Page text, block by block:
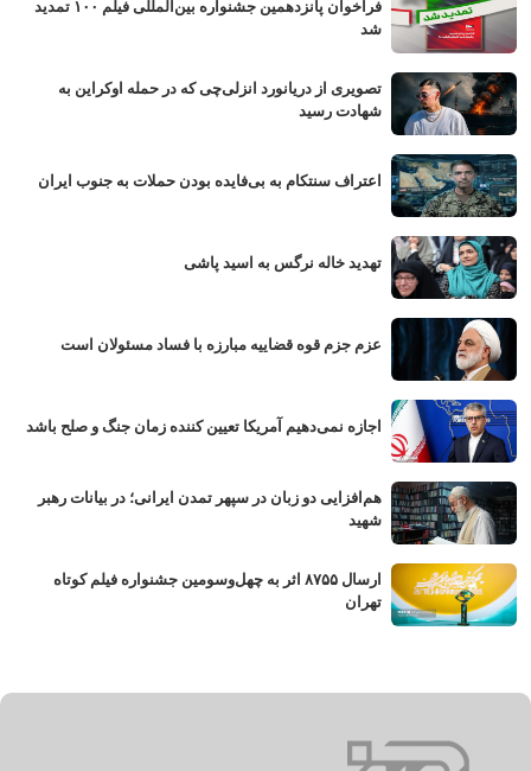
فراخوان پانزدهمین جشنواره بین‌المللی فیلم ۱۰۰ تمدید
شد
تصویری از دریانورد انزلی‌چی که در حمله اوکراین به
شهادت رسید
اعتراف سنتکام به بی‌فایده بودن حملات به جنوب ایران
تهدید خاله نرگس به اسید پاشی
عزم جزم قوه قضاییه مبارزه با فساد مسئولان است
اجازه نمی‌دهیم آمریکا تعیین کننده زمان جنگ و صلح باشد
هم‌افزایی دو زبان در سپهر تمدن ایرانی؛ در بیانات رهبر
شهید
ارسال ۸۷۵۵ اثر به چهل‌وسومین جشنواره فیلم کوتاه
تهران